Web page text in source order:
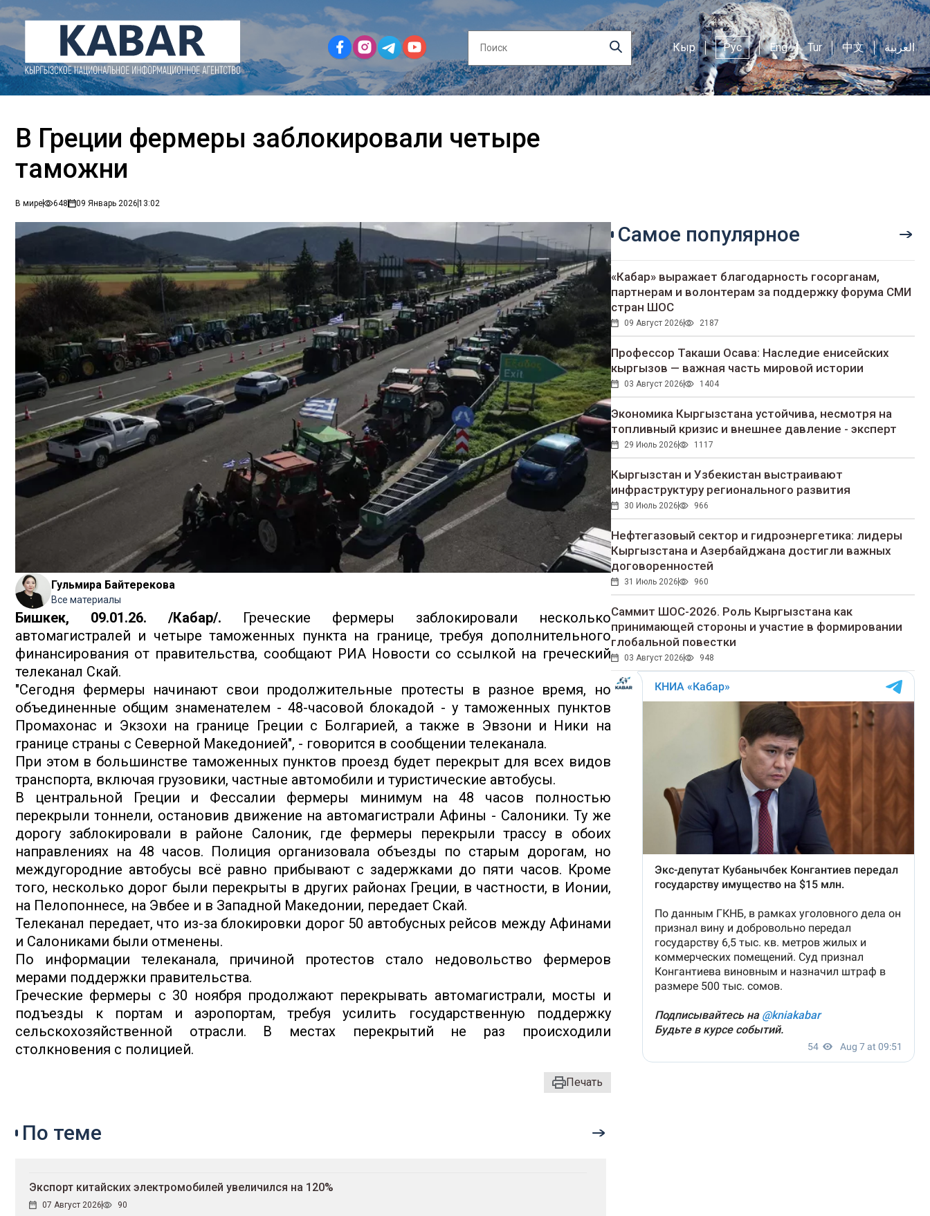
Кыр Рус Eng Tur 中文 العربية
В Греции фермеры заблокировали четыре
таможни
В мире 648 09 Январь 202613:02
Гульмира Байтерекова
Все материалы
Бишкек, 09.01.26. /Кабар/. Греческие фермеры заблокировали несколько
автомагистралей и четыре таможенных пункта на границе, требуя дополнительного
финансирования от правительства, сообщают РИА Новости со ссылкой на греческий
телеканал Скай.
"Сегодня фермеры начинают свои продолжительные протесты в разное время, но
объединенные общим знаменателем - 48-часовой блокадой - у таможенных пунктов
Промахонас и Экзохи на границе Греции с Болгарией, а также в Эвзони и Ники на
границе страны с Северной Македонией", - говорится в сообщении телеканала.
При этом в большинстве таможенных пунктов проезд будет перекрыт для всех видов
транспорта, включая грузовики, частные автомобили и туристические автобусы.
В центральной Греции и Фессалии фермеры минимум на 48 часов полностью
перекрыли тоннели, остановив движение на автомагистрали Афины - Салоники. Ту же
дорогу заблокировали в районе Салоник, где фермеры перекрыли трассу в обоих
направлениях на 48 часов. Полиция организовала объезды по старым дорогам, но
междугородние автобусы всё равно прибывают с задержками до пяти часов. Кроме
того, несколько дорог были перекрыты в других районах Греции, в частности, в Ионии,
на Пелопоннесе, на Эвбее и в Западной Македонии, передает Скай.
Телеканал передает, что из-за блокировки дорог 50 автобусных рейсов между Афинами
и Салониками были отменены.
По информации телеканала, причиной протестов стало недовольство фермеров
мерами поддержки правительства.
Греческие фермеры с 30 ноября продолжают перекрывать автомагистрали, мосты и
подъезды к портам и аэропортам, требуя усилить государственную поддержку
сельскохозяйственной отрасли. В местах перекрытий не раз происходили
столкновения с полицией.
Печать
Самое популярное
«Кабар» выражает благодарность госорганам,
партнерам и волонтерам за поддержку форума СМИ
стран ШОС
09 Август 2026 2187
Профессор Такаши Осава: Наследие енисейских
кыргызов — важная часть мировой истории
03 Август 2026 1404
Экономика Кыргызстана устойчива, несмотря на
топливный кризис и внешнее давление - эксперт
29 Июль 2026 1117
Кыргызстан и Узбекистан выстраивают
инфраструктуру регионального развития
30 Июль 2026 966
Нефтегазовый сектор и гидроэнергетика: лидеры
Кыргызстана и Азербайджана достигли важных
договоренностей
31 Июль 2026 960
Саммит ШОС-2026. Роль Кыргызстана как
принимающей стороны и участие в формировании
глобальной повестки
03 Август 2026 948
По теме
Экспорт китайских электромобилей увеличился на 120%
07 Август 2026 90